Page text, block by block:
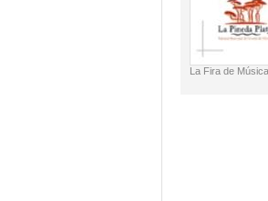
La Fira de